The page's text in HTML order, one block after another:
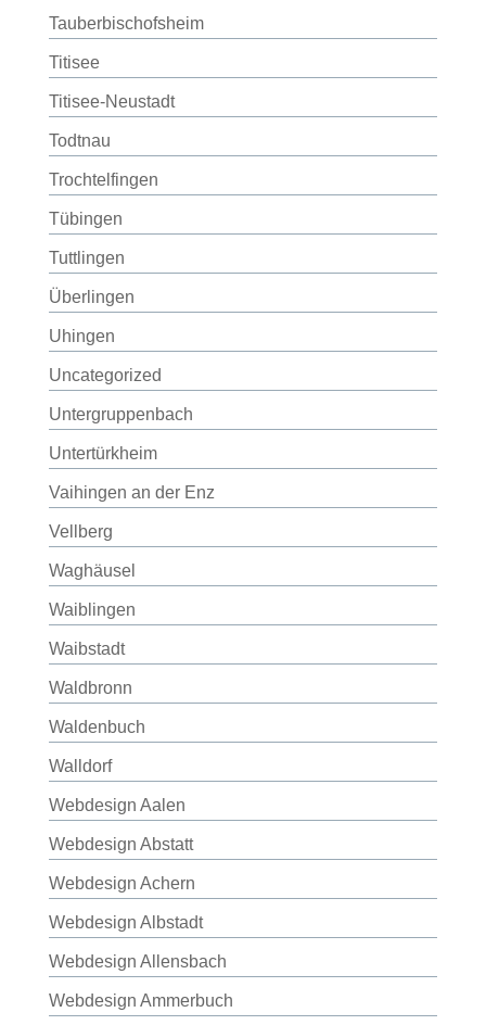
Tauberbischofsheim
Titisee
Titisee-Neustadt
Todtnau
Trochtelfingen
Tübingen
Tuttlingen
Überlingen
Uhingen
Uncategorized
Untergruppenbach
Untertürkheim
Vaihingen an der Enz
Vellberg
Waghäusel
Waiblingen
Waibstadt
Waldbronn
Waldenbuch
Walldorf
Webdesign Aalen
Webdesign Abstatt
Webdesign Achern
Webdesign Albstadt
Webdesign Allensbach
Webdesign Ammerbuch